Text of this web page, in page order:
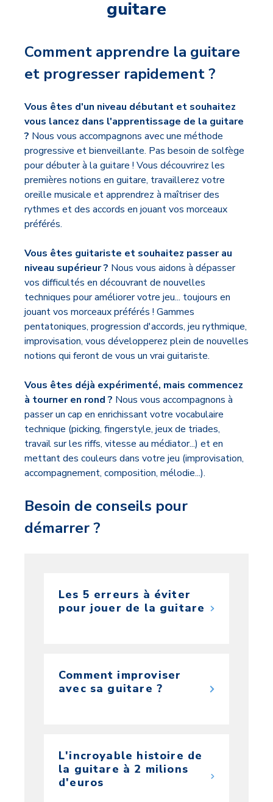
guitare
Comment apprendre la guitare
et progresser rapidement ?
Vous êtes d'un niveau débutant et souhaitez
vous lancez dans l'apprentissage de la guitare
? Nous vous accompagnons avec une méthode
progressive et bienveillante. Pas besoin de solfège
pour débuter à la guitare ! Vous découvrirez les
premières notions en guitare, travaillerez votre
oreille musicale et apprendrez à maîtriser des
rythmes et des accords en jouant vos morceaux
préférés.
Vous êtes guitariste et souhaitez passer au
niveau supérieur ? Nous vous aidons à dépasser
vos difficultés en découvrant de nouvelles
techniques pour améliorer votre jeu... toujours en
jouant vos morceaux préférés ! Gammes
pentatoniques, progression d'accords, jeu rythmique,
improvisation, vous développerez plein de nouvelles
notions qui feront de vous un vrai guitariste.
Vous êtes déjà expérimenté, mais commencez
à tourner en rond ? Nous vous accompagnons à
passer un cap en enrichissant votre vocabulaire
technique (picking, fingerstyle, jeux de triades,
travail sur les riffs, vitesse au médiator...) et en
mettant des couleurs dans votre jeu (improvisation,
accompagnement, composition, mélodie...).
Besoin de conseils pour
démarrer ?
Les 5 erreurs à éviter
pour jouer de la guitare
Comment improviser
avec sa guitare ?
L'incroyable histoire de
la guitare à 2 milions
d'euros